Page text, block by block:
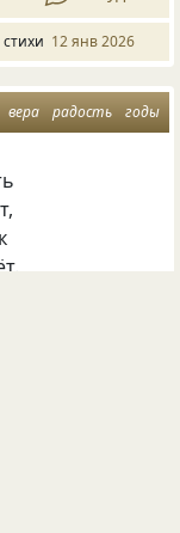
12 янв 2026
вера радость годы